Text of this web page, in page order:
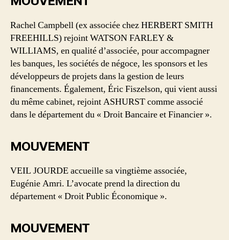
Rachel Campbell (ex associée chez HERBERT SMITH
FREEHILLS) rejoint WATSON FARLEY &
WILLIAMS, en qualité d’associée, pour accompagner
les banques, les sociétés de négoce, les sponsors et les
développeurs de projets dans la gestion de leurs
financements. Également, Éric Fiszelson, qui vient aussi
du même cabinet, rejoint ASHURST comme associé
dans le département du « Droit Bancaire et Financier ».
MOUVEMENT
VEIL JOURDE accueille sa vingtième associée,
Eugénie Amri. L’avocate prend la direction du
département « Droit Public Économique ».
MOUVEMENT